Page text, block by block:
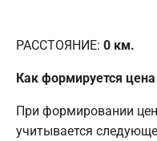
РАССТОЯНИЕ: 0 км.
Как формируется
При формировании
учитывается